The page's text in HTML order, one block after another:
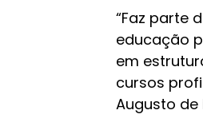
“Faz parte
educação
em
cursos
Augusto